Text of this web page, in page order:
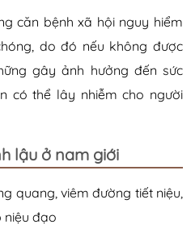
căn bệnh xã hội nguy hiểm
do đó nếu không được
gây ảnh hưởng đến sức
có thể lây nhiễm cho người
lậu ở nam giới
quang, viêm đường tiết niệu,
niệu đạo